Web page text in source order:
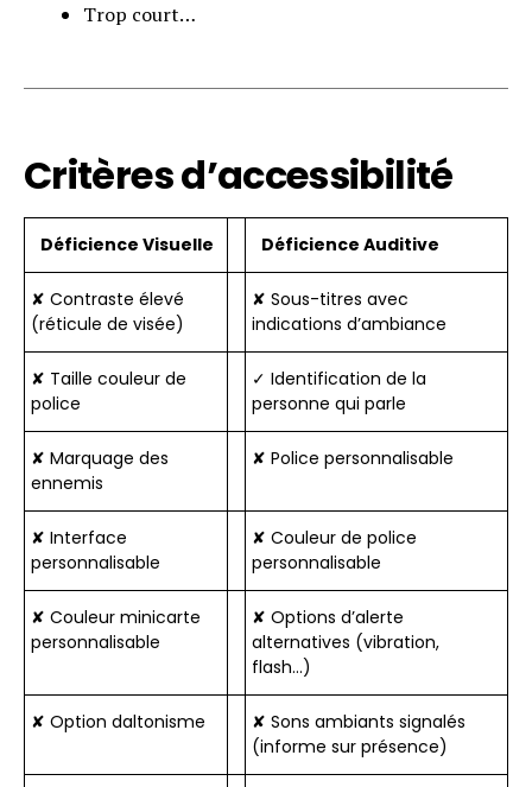
Trop court…
Critères d’accessibilité
Déficience Visuelle Déficience Auditive
✘ Contraste élevé
(réticule de visée)
✘ Sous-titres avec
indications d’ambiance
✘ Taille couleur de
police
✓ Identification de la
personne qui parle
✘ Marquage des
ennemis
✘ Police personnalisable
✘ Interface
personnalisable
✘ Couleur de police
personnalisable
✘ Couleur minicarte
personnalisable
✘ Options d’alerte
alternatives (vibration,
flash…)
✘ Option daltonisme
✘ Sons ambiants signalés
(informe sur présence)